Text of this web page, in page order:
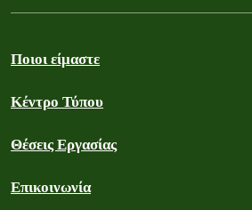
Ποιοι είμαστε
Κέντρο Τύπου
Θέσεις Εργασίας
Επικοινωνία